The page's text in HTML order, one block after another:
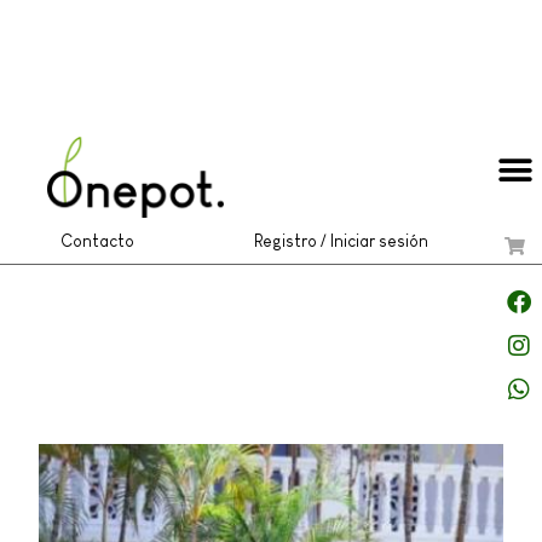
Contacto Registro / Iniciar sesión